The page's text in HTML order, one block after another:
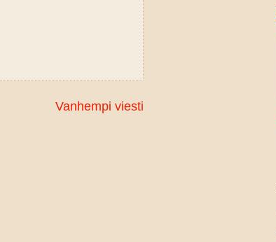
Vanhempi viesti